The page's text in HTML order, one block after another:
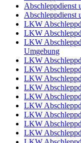
Abschleppdienst
Abschleppdienst
LKW
LKW
LKW
Umgebung
LKW
LKW
LKW
LKW
LKW
LKW
LKW
LKW
LKW